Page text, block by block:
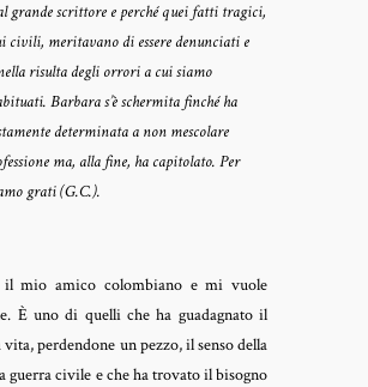
grande scrittore e perché quei fatti tragici,
civili, meritavano di essere denunciati e
risulta degli orrori a cui siamo
Barbara s’è schermita finché ha
determinata a non mescolare
ma, alla fine, ha capitolato. Per
grati (G.C.).
il mio amico colombiano e mi vuole
È uno di quelli che ha guadagnato il
vita, perdendone un pezzo, il senso della
guerra civile e che ha trovato il bisogno